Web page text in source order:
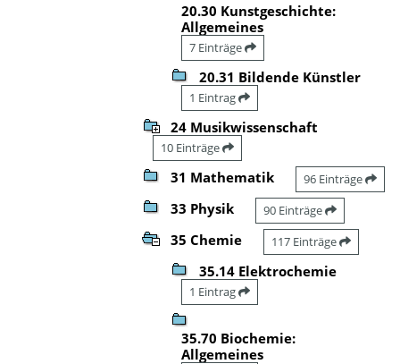
20.30 Kunstgeschichte:
Allgemeines
7 Einträge
20.31 Bildende Künstler
1 Eintrag
24 Musikwissenschaft
10 Einträge
31 Mathematik 96 Einträge
33 Physik 90 Einträge
35 Chemie 117 Einträge
35.14 Elektrochemie
1 Eintrag
35.70 Biochemie:
Allgemeines